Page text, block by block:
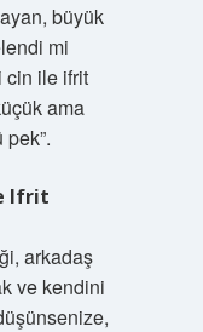
büyük
mi
cin ile ifrit
ama
Ifrit
arkadaş
ve kendini